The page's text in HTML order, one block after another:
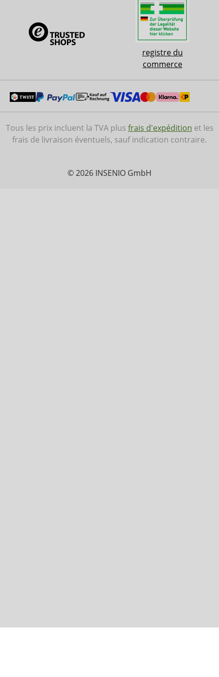
registre du
commerce
Tous les prix incluent la TVA plus frais d'expédition et les
frais de livraison éventuels, sauf indication contraire.
© 2026 INSENIO GmbH